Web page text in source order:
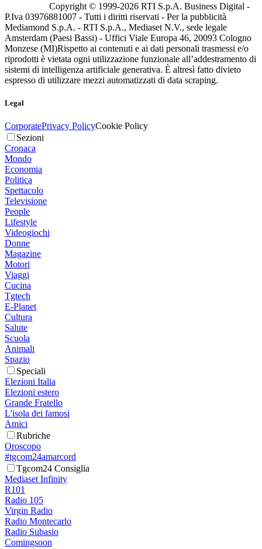
Copyright © 1999-2026 RTI S.p.A. Business Digital -
P.Iva 03976881007 - Tutti i diritti riservati - Per la pubblicità
Mediamond S.p.A. - RTI S.p.A., Mediaset N.V., sede legale
Amsterdam (Paesi Bassi) - Uffici Viale Europa 46, 20093 Cologno
Monzese (MI)Rispetto ai contenuti e ai dati personali trasmessi e/o
riprodotti è vietata ogni utilizzazione funzionale all’addestramento di
sistemi di intelligenza artificiale generativa. È altresì fatto divieto
espresso di utilizzare mezzi automatizzati di data scraping.
Legal
CorporatePrivacy PolicyCookie Policy
Sezioni
Cronaca
Mondo
Economia
Politica
Spettacolo
Televisione
People
Lifestyle
Videogiochi
Donne
Magazine
Motori
Viaggi
Cucina
Tgtech
E-Planet
Cultura
Salute
Scuola
Animali
Spazio
Speciali
Elezioni Italia
Elezioni estero
Grande Fratello
L'isola dei famosi
Amici
Rubriche
Oroscopo
#tgcom24amarcord
Tgcom24 Consiglia
Mediaset Infinity
R101
Radio 105
Virgin Radio
Radio Montecarlo
Radio Subasio
Comingsoon